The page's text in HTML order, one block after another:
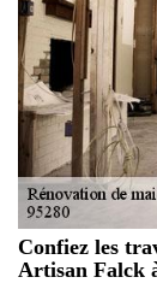
Confiez les
Artisan Falck